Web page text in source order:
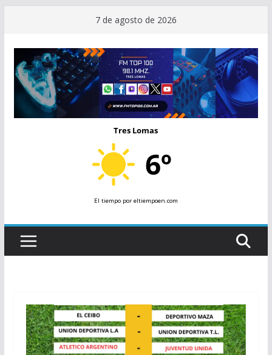
contenido
7 de agosto de 2026
Tres Lomas
6º
El tiempopor eltiempoen.com